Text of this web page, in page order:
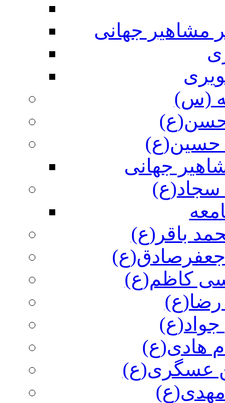
مشاهیر جهانی
(س)
حسن(ع)
حسین(ع)
جهانی
سجاد(ع)
باقر(ع)
جعفرصادق(ع)
کاظم(ع)
هادی(ع)
عسگری(ع)